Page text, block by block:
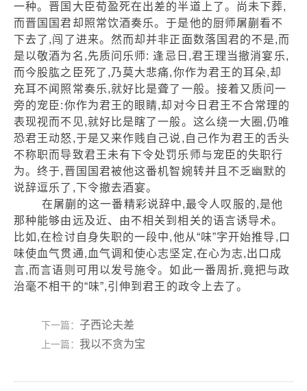
一种。晋国大臣荀盈死在出差的半道上了。尚未下葬,
而晋国国君却照常饮酒奏乐。于是他的厨师屠蒯看不
下去了,闯了进来。然而却并非正面数落国君的不是,而
是以敬酒为名,先质问乐师: 逢忌日,君王理当撤消宴乐,
而今股肱之臣死了,乃莫大悲痛,你作为君王的耳朵,却
充耳不闻照常奏乐,就好比是聋了一般。接着又质问一
旁的宠臣:你作为君王的眼睛,却对今日君王不合常理的
表现视而不见,就好比是瞎了一般。这么绕一大圈,仍唯
恐君王动怒,于是又来作贱自己说,自己作为君王的舌头
不称职而导致君王未有下令处罚乐师与宠臣的失职行
为。终于,晋国国君被他这番机智婉转并且不乏幽默的
说辞逗乐了,下令撤去酒宴。
在屠蒯的这一番精彩说辞中,最令人叹服的,是他
那种能够由远及近、由不相关到相关的语言诱导术。
比如,在检讨自身失职的一段中,他从“味”字开始推导,口
味使血气贯通,血气调和使心志坚定,在心为志,出口成
言,而言语则可用以发号施令。如此一番周折,竟把与政
治毫不相干的“味”,引伸到君王的政令上去了。
下一篇： 子西论夫差
上一篇： 我以不贪为宝